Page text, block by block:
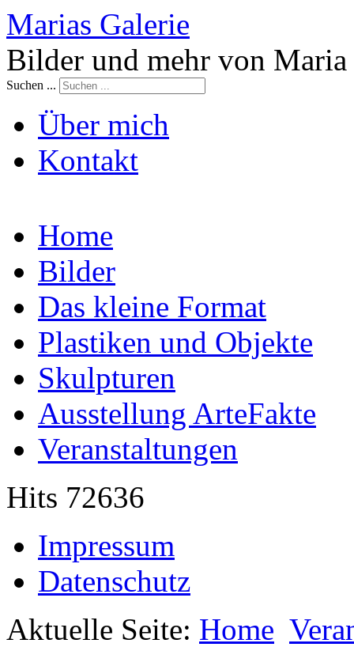
Marias Galerie
Bilder und mehr von
Suchen ...
Über mich
Kontakt
Home
Bilder
Das kleine Format
Plastiken und Objekte
Skulpturen
Ausstellung ArteFakte
Veranstaltungen
Hits 72636
Impressum
Datenschutz
Aktuelle Seite: Home